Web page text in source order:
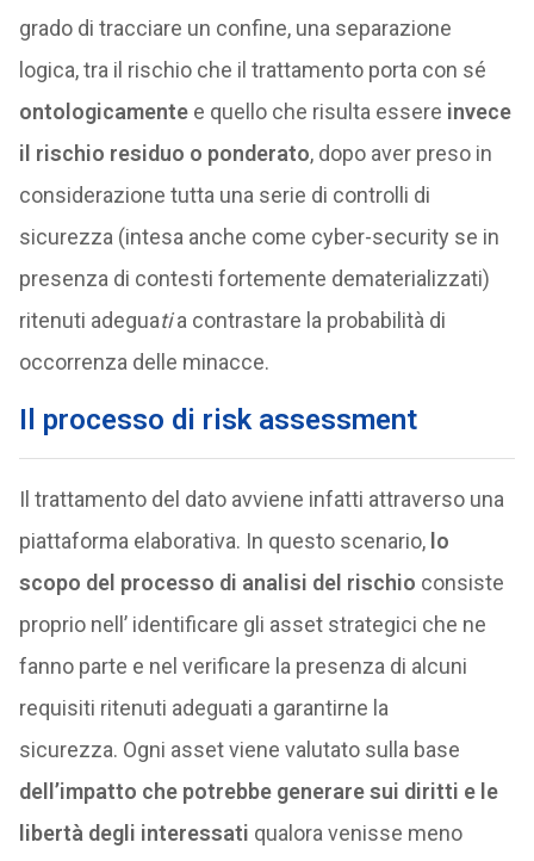
grado di tracciare un confine, una separazione
logica, tra il rischio che il trattamento porta con sé
ontologicamentee quello che risulta essere invece
il rischio residuo o ponderato, dopo aver preso in
considerazione tutta una serie di controlli di
sicurezza (intesa anche come cyber-security se in
presenza di contesti fortemente dematerializzati)
ritenuti adeguatia contrastare la probabilità di
occorrenza delle minacce.
Il processo di risk assessment
Il trattamento del dato avviene infatti attraverso una
piattaforma elaborativa. In questo scenario, lo
scopo del processo di analisi del rischio consiste
proprio nell’ identificare gli asset strategici che ne
fanno parte e nel verificare la presenza di alcuni
requisiti ritenuti adeguati a garantirne la
sicurezza. Ogni asset viene valutato sulla base
dell’impatto che potrebbe generare sui diritti e le
libertà degli interessati qualora venisse meno